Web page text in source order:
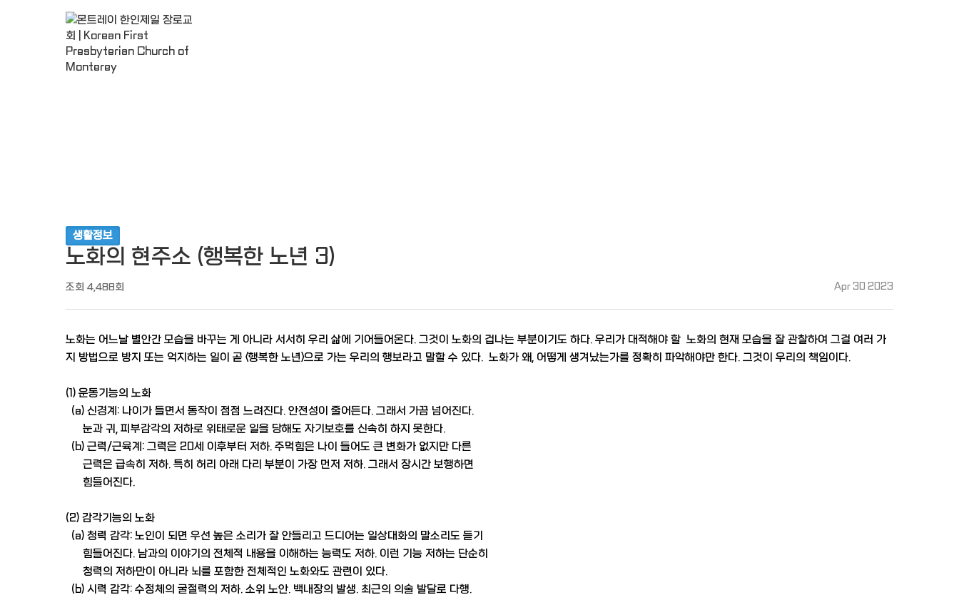
생활정보
노화의 현주소 (행복한 노년 3)
조회 4,488회 Apr 30 2023
노화는 어느날 별안간 모습을 바꾸는 게 아니라 서서히 우리 삶에 기어들어온다. 그것이 노화의 겁나는 부분이기도 하다. 우리가 대적해야 할 노화의 현재 모습을 잘 관찰하여 그걸 여러 가
지 방법으로 방지 또는 억지하는 일이 곧 <행복한 노년>으로 가는 우리의 행보라고 말할 수 있다. 노화가 왜, 어떻게 생겨났는가를 정확히 파악해야만 한다. 그것이 우리의 책임이다.
(1) 운동기능의 노화
(a) 신경계: 나이가 들면서 동작이 점점 느려진다. 안전성이 줄어든다. 그래서 가끔 넘어진다.
눈과 귀, 피부감각의 저하로 위태로운 일을 당해도 자기보호를 신속히 하지 못한다.
(b) 근력/근육계: 그력은 20세 이후부터 저하. 주먹힘은 나이 들어도 큰 변화가 없지만 다른
근력은 급속히 저하. 특히 허리 아래 다리 부분이 가장 먼저 저하. 그래서 장시간 보행하면
힘들어진다.
(2) 감각기능의 노화
(a) 청력 감각: 노인이 되면 우선 높은 소리가 잘 안들리고 드디어는 일상대화의 말소리도 듣기
힘들어진다. 남과의 이야기의 전체적 내용을 이해하는 능력도 저하. 이런 기능 저하는 단순히
청력의 저하만이 아니라 뇌를 포함한 전체적인 노화와도 관련이 있다.
(b) 시력 감각: 수정체의 굴절력의 저하. 소위 노안. 백내장의 발생. 최근의 의술 발달로 다행.